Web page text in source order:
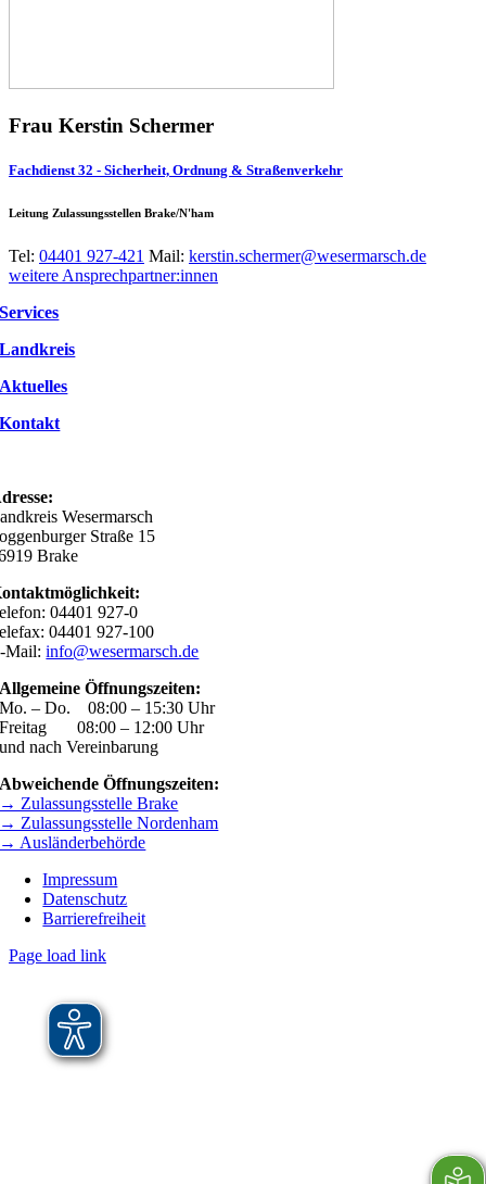
Frau Kerstin Schermer
Fachdienst 32 - Sicherheit, Ordnung & Straßenverkehr
Leitung Zulassungsstellen Brake/N'ham
Tel: 04401 927-421 Mail: kerstin.schermer@wesermarsch.de
weitere Ansprechpartner:innen
Services
Landkreis
Aktuelles
Kontakt
Wesermarsch
Straße 15
Brake
04401 927-0
04401 927-100
Mail:info@wesermarsch.de
Allgemeine Öffnungszeiten:
Mo. – Do. 08:00 – 15:30 Uhr
Freitag 08:00 – 12:00 Uhr
und nach Vereinbarung
Abweichende Öffnungszeiten:
→ Zulassungsstelle Brake
→ Zulassungsstelle Nordenham
→ Ausländerbehörde
Impressum
Datenschutz
Barrierefreiheit
Page load link